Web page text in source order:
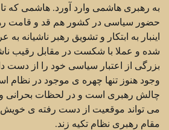
به رهبری هاشمی وارد آورد. هاشمی که
حضور سیاسی در کشور هم قد و قامت
اینبار به ابتکار و تشویق رهبر ناشیانه
شده و عملا با شکست در مقابل رقیب
بزرگی از اعتبار سیاسی خود را از دست
وجود هنوز تنها چهره ی موجود در نظام
چالش رهبری است و در لحظات بحرانی
می تواند موقعیت از دست رفته ی خویش
مقام رهبری نظام تکیه زند.